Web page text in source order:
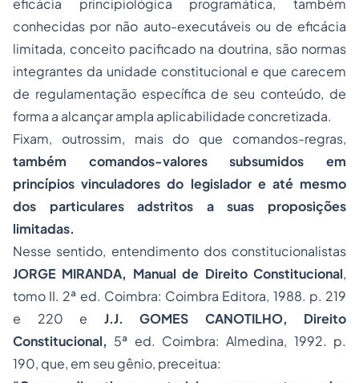
eficácia principiológica programática, também
conhecidas por não auto-executáveis ou de eficácia
limitada, conceito pacificado na doutrina, são normas
integrantes da unidade constitucional e que carecem
de regulamentação específica de seu conteúdo, de
forma a alcançar ampla aplicabilidade concretizada.
Fixam, outrossim, mais do que comandos-regras,
também comandos-valores subsumidos em
princípios vinculadores do legislador e até mesmo
dos particulares adstritos a suas proposições
limitadas.
Nesse sentido, entendimento dos constitucionalistas
JORGE MIRANDA, Manual de Direito Constitucional,
tomo II. 2ª ed. Coimbra: Coimbra Editora, 1988. p. 219
e 220 e J.J. GOMES CANOTILHO, Direito
Constitucional, 5ª ed. Coimbra: Almedina, 1992. p.
190, que, em seu gênio, preceitua: